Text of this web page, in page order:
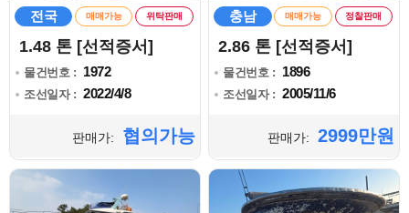
전국 매매가능 위탁판매
1.48 톤 [선적증서]
물건번호 : 1972
조선일자 : 2022/4/8
판매가: 협의가능
충남 매매가능 정찰판매
2.86 톤 [선적증서]
물건번호 : 1896
조선일자 : 2005/11/6
판매가: 2999만원